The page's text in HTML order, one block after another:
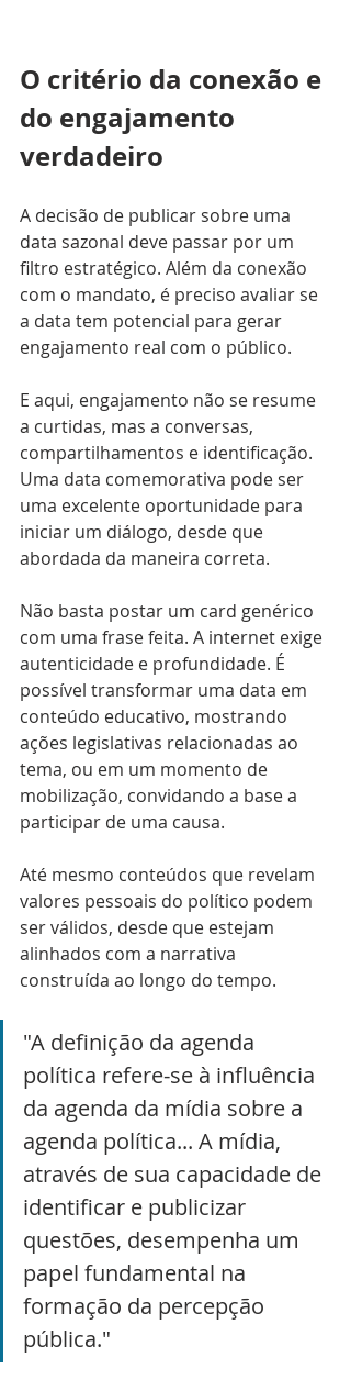
O critério da conexão e
do engajamento
verdadeiro
A decisão de publicar sobre uma
data sazonal deve passar por um
filtro estratégico. Além da conexão
com o mandato, é preciso avaliar se
a data tem potencial para gerar
engajamento real com o público.
E aqui, engajamento não se resume
a curtidas, mas a conversas,
compartilhamentos e identificação.
Uma data comemorativa pode ser
uma excelente oportunidade para
iniciar um diálogo, desde que
abordada da maneira correta.
Não basta postar um card genérico
com uma frase feita. A internet exige
autenticidade e profundidade. É
possível transformar uma data em
conteúdo educativo, mostrando
ações legislativas relacionadas ao
tema, ou em um momento de
mobilização, convidando a base a
participar de uma causa.
Até mesmo conteúdos que revelam
valores pessoais do político podem
ser válidos, desde que estejam
alinhados com a narrativa
construída ao longo do tempo.
"A definição da agenda
política refere-se à influência
da agenda da mídia sobre a
agenda política... A mídia,
através de sua capacidade de
identificar e publicizar
questões, desempenha um
papel fundamental na
formação da percepção
pública."